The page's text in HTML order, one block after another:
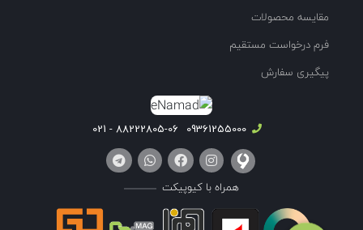
مقایسه محصولات
فرم درخواست مستقیم
پیگیری سفارش
09361255000
88222805-06 - 021
همراه با کیوپیکت